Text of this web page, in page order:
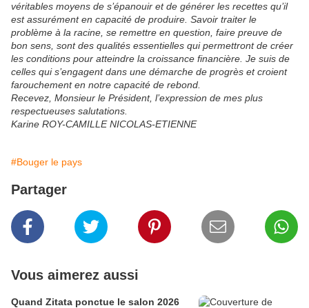
véritables moyens de s’épanouir et de générer les recettes qu’il
est assurément en capacité de produire. Savoir traiter le
problème à la racine, se remettre en question, faire preuve de
bon sens, sont des qualités essentielles qui permettront de créer
les conditions pour atteindre la croissance financière. Je suis de
celles qui s’engagent dans une démarche de progrès et croient
farouchement en notre capacité de rebond.
Recevez, Monsieur le Président, l’expression de mes plus
respectueuses salutations.
Karine ROY-CAMILLE NICOLAS-ETIENNE
#Bouger le pays
Partager
Vous aimerez aussi
Quand Zitata ponctue le salon 2026